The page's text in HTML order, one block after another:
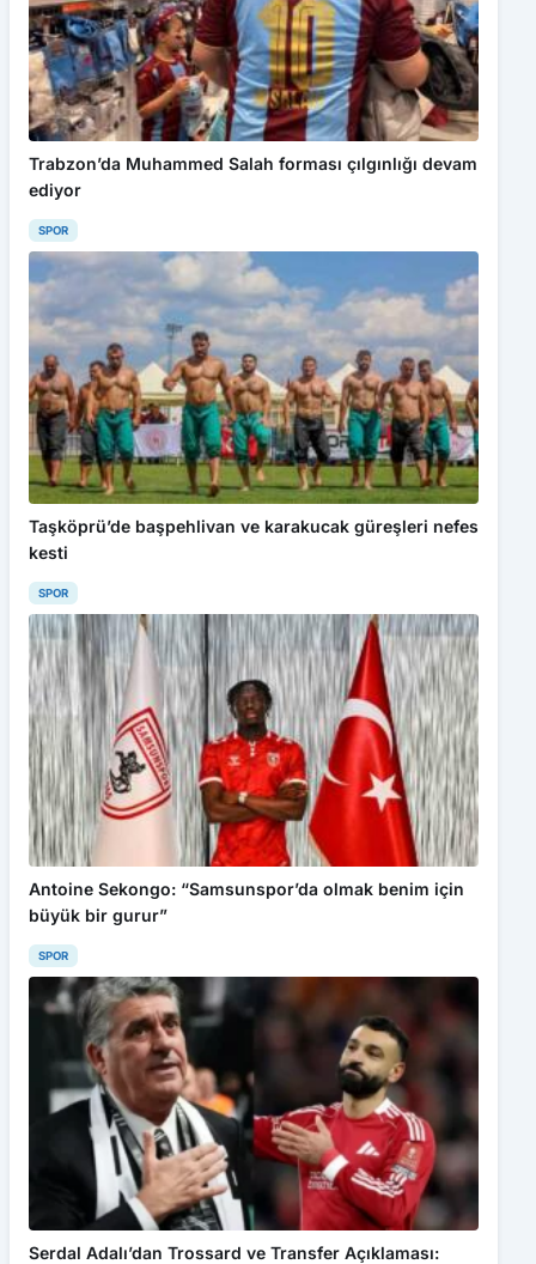
Trabzon’da Muhammed Salah forması çılgınlığı devam
ediyor
SPOR
Taşköprü’de başpehlivan ve karakucak güreşleri nefes
kesti
SPOR
Antoine Sekongo: “Samsunspor’da olmak benim için
büyük bir gurur”
SPOR
Serdal Adalı’dan Trossard ve Transfer Açıklaması: